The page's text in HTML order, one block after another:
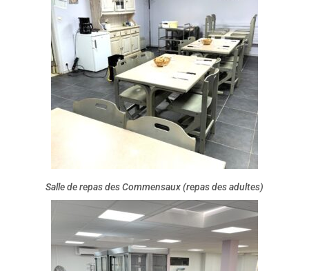
Salle de repas des Commensaux (repas des adultes)